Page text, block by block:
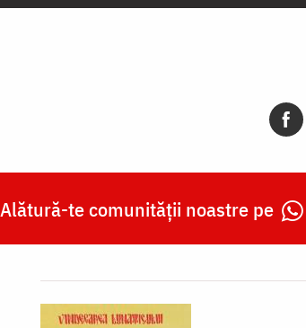
Alătură-te comunității noastre pe